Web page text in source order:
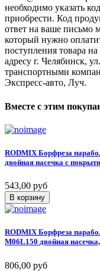
необходимо указать
приобрести. Код
ответ на ваше письмо
который нужно
поступления товара
адресу г. Челябинск,
транспортными
Экспресс-авто, Луч.
Вместе с этим
RODMIX Борфреза
двойная насечка с
543,00 руб
В корзину
RODMIX Борфреза
M06L150 двойная насечка,
806,00 руб